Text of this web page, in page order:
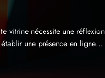
vitrine nécessite une réflexion
une présence en ligne…